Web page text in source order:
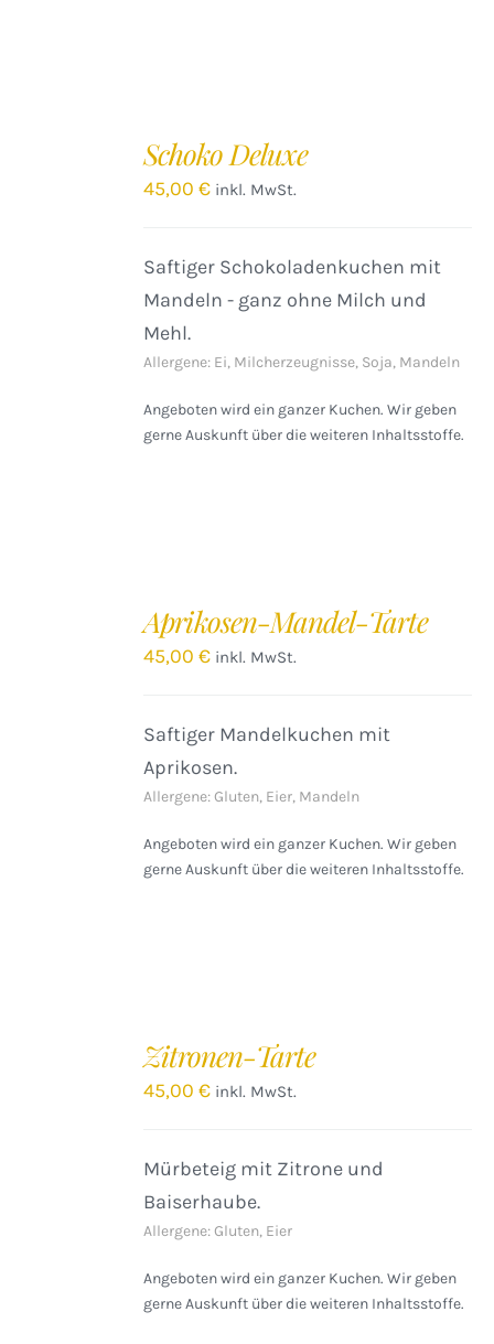
Schoko Deluxe
45,00€ inkl. MwSt.
Saftiger Schokoladenkuchen mit
Mandeln - ganz ohne Milch und
Mehl.
Allergene: Ei, Milcherzeugnisse, Soja, Mandeln
Angeboten wird ein ganzer Kuchen. Wir geben
gerne Auskunft über die weiteren Inhaltsstoffe.
Aprikosen-Mandel-Tarte
45,00€ inkl. MwSt.
Saftiger Mandelkuchen mit
Aprikosen.
Allergene: Gluten, Eier, Mandeln
Angeboten wird ein ganzer Kuchen. Wir geben
gerne Auskunft über die weiteren Inhaltsstoffe.
Zitronen-Tarte
45,00€ inkl. MwSt.
Mürbeteig mit Zitrone und
Baiserhaube.
Allergene: Gluten, Eier
Angeboten wird ein ganzer Kuchen. Wir geben
gerne Auskunft über die weiteren Inhaltsstoffe.